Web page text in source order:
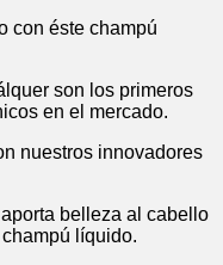
con éste champú
son los primeros
en el mercado.
nuestros innovadores
belleza al cabello
líquido.